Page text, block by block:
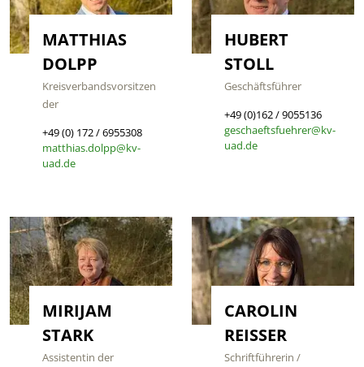
MATTHIAS
DOLPP
Kreisverbandsvorsitzen
der
+49 (0) 172 / 6955308
matthias.dolpp@kv-
uad.de
HUBERT
STOLL
Geschäftsführer
+49 (0)162 / 9055136
geschaeftsfuehrer@kv-
uad.de
MIRIJAM
STARK
Assistentin der
CAROLIN
REISSER
Schriftführerin /